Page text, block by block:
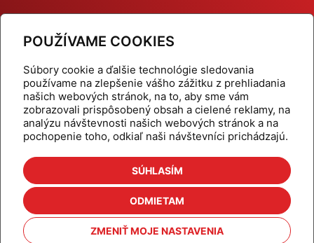
POUŽÍVAME COOKIES
Súbory cookie a ďalšie technológie sledovania
používame na zlepšenie vášho zážitku z prehliadania
našich webových stránok, na to, aby sme vám
zobrazovali prispôsobený obsah a cielené reklamy, na
analýzu návštevnosti našich webových stránok a na
pochopenie toho, odkiaľ naši návštevníci prichádzajú.
SÚHLASÍM
ODMIETAM
ZMENIŤ MOJE NASTAVENIA
Dynamické termostatické ventily
Domov
Produkty
Aktuality
Odber šikovné tipy
Kalkulačky
Cenníky
Na stiahnutie
Referencie
Kontakt